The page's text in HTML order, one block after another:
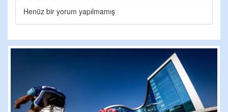
Henüz bir yorum yapılmamış